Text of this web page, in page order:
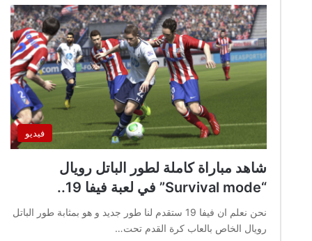
فيديو
شاهد مباراة كاملة لطور الباتل رويال
“Survival mode” في لعبة فيفا 19..
نحن نعلم ان فيفا 19 ستقدم لنا طور جديد و هو بمثابة طور الباتل
رويال الخاص بالعاب كرة القدم تحت…